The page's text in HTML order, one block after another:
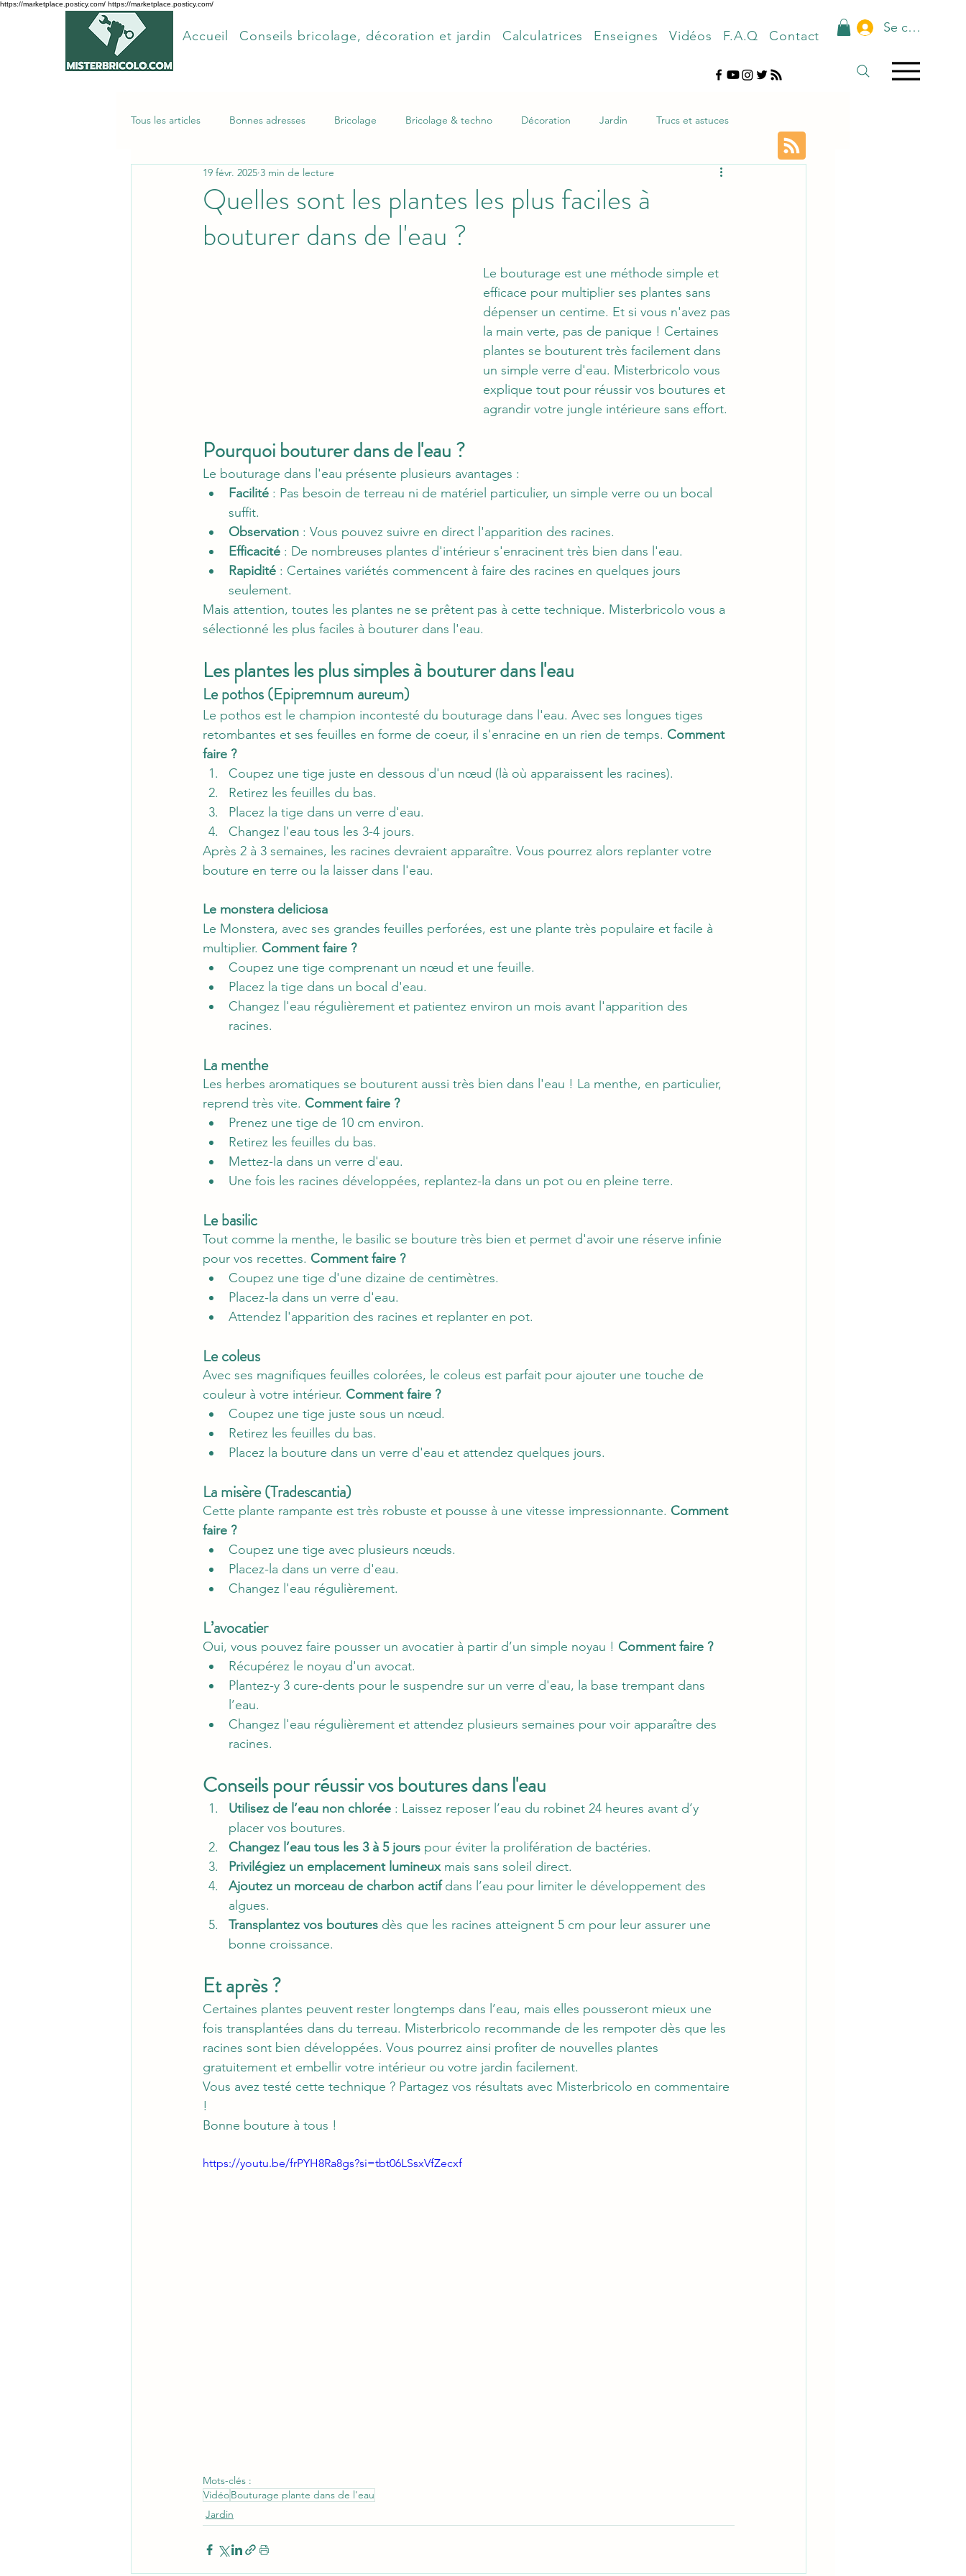
https://marketplace.posticy.com/ https://marketplace.posticy.com/
Accueil Conseils bricolage, décoration et jardin Calculatrices Enseignes Vidéos F.A.Q Contact
Se connecter
Tous les articles Bonnes adresses Bricolage Bricolage & techno Décoration Jardin Trucs et astuces
Articles les plus lus
Quelles sont les plantes les plus faciles à
bouturer dans de l'eau ?
19 févr. 2025 3 min de lecture
Le bouturage est une méthode simple et
efficace pour multiplier ses plantes sans
dépenser un centime. Et si vous n'avez pas
la main verte, pas de panique ! Certaines
plantes se bouturent très facilement dans
un simple verre d'eau. Misterbricolo vous
explique tout pour réussir vos boutures et
agrandir votre jungle intérieure sans effort.
Pourquoi bouturer dans de l'eau ?
Le bouturage dans l'eau présente plusieurs avantages :
Facilité : Pas besoin de terreau ni de matériel particulier, un simple verre ou un bocal
suffit.
Observation : Vous pouvez suivre en direct l'apparition des racines.
Efficacité : De nombreuses plantes d'intérieur s'enracinent très bien dans l'eau.
Rapidité : Certaines variétés commencent à faire des racines en quelques jours
seulement.
Mais attention, toutes les plantes ne se prêtent pas à cette technique. Misterbricolo vous a
sélectionné les plus faciles à bouturer dans l'eau.
Les plantes les plus simples à bouturer dans l'eau
Le pothos (Epipremnum aureum)
Le pothos est le champion incontesté du bouturage dans l'eau. Avec ses longues tiges
retombantes et ses feuilles en forme de coeur, il s'enracine en un rien de temps. Comment
faire ?
Coupez une tige juste en dessous d'un nœud (là où apparaissent les racines).
Retirez les feuilles du bas.
Placez la tige dans un verre d'eau.
Changez l'eau tous les 3-4 jours.
Après 2 à 3 semaines, les racines devraient apparaître. Vous pourrez alors replanter votre
bouture en terre ou la laisser dans l'eau.
Le monstera deliciosa
Le Monstera, avec ses grandes feuilles perforées, est une plante très populaire et facile à
multiplier. Comment faire ?
Coupez une tige comprenant un nœud et une feuille.
Placez la tige dans un bocal d'eau.
Changez l'eau régulièrement et patientez environ un mois avant l'apparition des
racines.
La menthe
Les herbes aromatiques se bouturent aussi très bien dans l'eau ! La menthe, en particulier,
reprend très vite. Comment faire ?
Prenez une tige de 10 cm environ.
Retirez les feuilles du bas.
Mettez-la dans un verre d'eau.
Une fois les racines développées, replantez-la dans un pot ou en pleine terre.
Le basilic
Tout comme la menthe, le basilic se bouture très bien et permet d'avoir une réserve infinie
pour vos recettes. Comment faire ?
Coupez une tige d'une dizaine de centimètres.
Placez-la dans un verre d'eau.
Attendez l'apparition des racines et replanter en pot.
Le coleus
Avec ses magnifiques feuilles colorées, le coleus est parfait pour ajouter une touche de
couleur à votre intérieur. Comment faire ?
Coupez une tige juste sous un nœud.
Retirez les feuilles du bas.
Placez la bouture dans un verre d'eau et attendez quelques jours.
La misère (Tradescantia)
Cette plante rampante est très robuste et pousse à une vitesse impressionnante. Comment
faire ?
Coupez une tige avec plusieurs nœuds.
Placez-la dans un verre d'eau.
Changez l'eau régulièrement.
L’avocatier
Oui, vous pouvez faire pousser un avocatier à partir d’un simple noyau ! Comment faire ?
Récupérez le noyau d'un avocat.
Plantez-y 3 cure-dents pour le suspendre sur un verre d'eau, la base trempant dans
l’eau.
Changez l'eau régulièrement et attendez plusieurs semaines pour voir apparaître des
racines.
Conseils pour réussir vos boutures dans l'eau
Utilisez de l’eau non chlorée : Laissez reposer l’eau du robinet 24 heures avant d’y
placer vos boutures.
Changez l’eau tous les 3 à 5 jours pour éviter la prolifération de bactéries.
Privilégiez un emplacement lumineux mais sans soleil direct.
Ajoutez un morceau de charbon actif dans l’eau pour limiter le développement des
algues.
Transplantez vos boutures dès que les racines atteignent 5 cm pour leur assurer une
bonne croissance.
Et après ?
Certaines plantes peuvent rester longtemps dans l’eau, mais elles pousseront mieux une
fois transplantées dans du terreau. Misterbricolo recommande de les rempoter dès que les
racines sont bien développées. Vous pourrez ainsi profiter de nouvelles plantes
gratuitement et embellir votre intérieur ou votre jardin facilement.
Vous avez testé cette technique ? Partagez vos résultats avec Misterbricolo en commentaire
!
Bonne bouture à tous !
https://youtu.be/frPYH8Ra8gs?si=tbt06LSsxVfZecxf
Mots-clés :
VidéoBouturage plante dans de l'eau
Jardin